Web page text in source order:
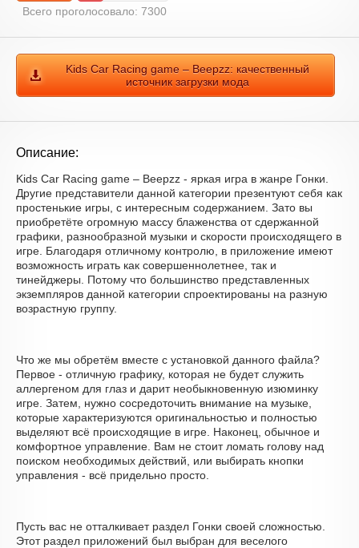
Всего проголосовало: 7300
Kids Car Racing game – Beepzz: качественный
источник загрузки мода
Описание:
Kids Car Racing game – Beepzz - яркая игра в жанре Гонки.
Другие представители данной категории презентуют себя как
простенькие игры, с интересным содержанием. Зато вы
приобретёте огромную массу блаженства от сдержанной
графики, разнообразной музыки и скорости происходящего в
игре. Благодаря отличному контролю, в приложение имеют
возможность играть как совершеннолетнее, так и
тинейджеры. Потому что большинство представленных
экземпляров данной категории спроектированы на разную
возрастную группу.
Что же мы обретём вместе с установкой данного файла?
Первое - отличную графику, которая не будет служить
аллергеном для глаз и дарит необыкновенную изюминку
игре. Затем, нужно сосредоточить внимание на музыке,
которые характеризуются оригинальностью и полностью
выделяют всё происходящие в игре. Наконец, обычное и
комфортное управление. Вам не стоит ломать голову над
поиском необходимых действий, или выбирать кнопки
управления - всё придельно просто.
Пусть вас не отталкивает раздел Гонки своей сложностью.
Этот раздел приложений был выбран для веселого